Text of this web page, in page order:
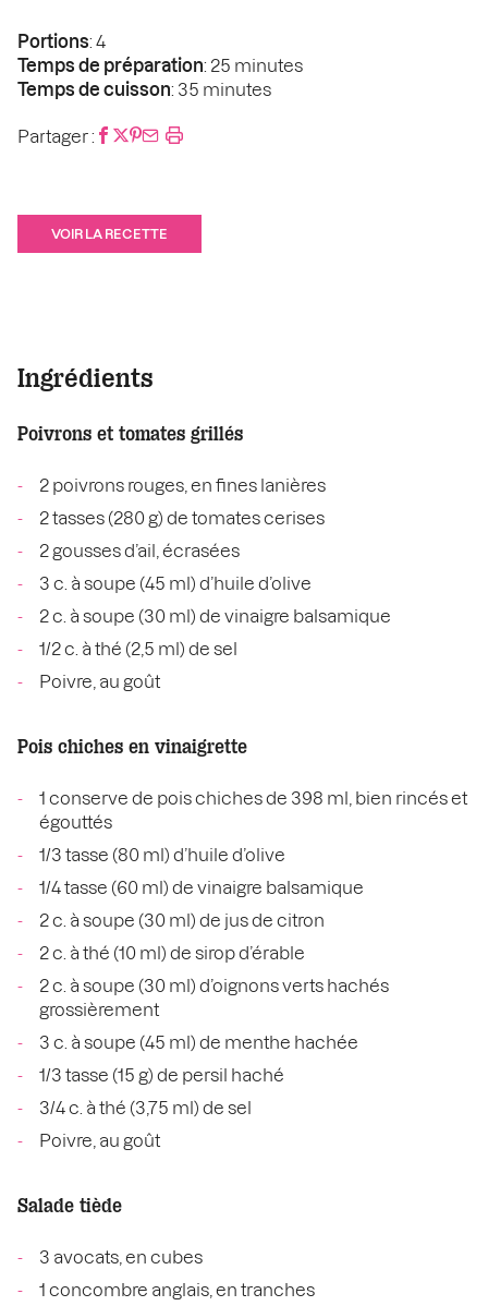
Portions: 4
Temps de préparation: 25 minutes
Temps de cuisson: 35 minutes
Partager :
VOIR LA RECETTE
Ingrédients
Poivrons et tomates grillés
2 poivrons rouges, en fines lanières
2 tasses (280 g) de tomates cerises
2 gousses d’ail, écrasées
3 c. à soupe (45 ml) d’huile d’olive
2 c. à soupe (30 ml) de vinaigre balsamique
1/2 c. à thé (2,5 ml) de sel
Poivre, au goût
Pois chiches en vinaigrette
1 conserve de pois chiches de 398 ml, bien rincés et
égouttés
1/3 tasse (80 ml) d’huile d’olive
1/4 tasse (60 ml) de vinaigre balsamique
2 c. à soupe (30 ml) de jus de citron
2 c. à thé (10 ml) de sirop d’érable
2 c. à soupe (30 ml) d’oignons verts hachés
grossièrement
3 c. à soupe (45 ml) de menthe hachée
1/3 tasse (15 g) de persil haché
3/4 c. à thé (3,75 ml) de sel
Poivre, au goût
Salade tiède
3 avocats, en cubes
1 concombre anglais, en tranches